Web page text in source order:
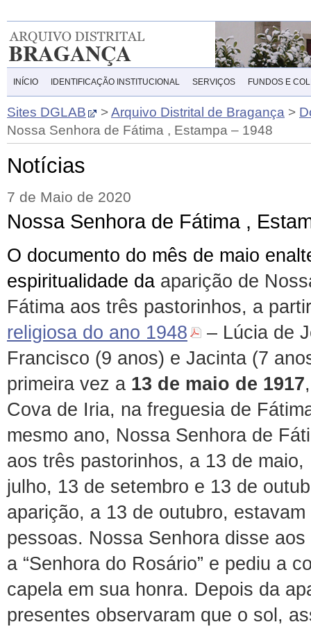
INÍCIO IDENTIFICAÇÃO INSTITUCIONAL SERVIÇOS FUNDOS E
Sites DGLAB >Arquivo Distrital de Bragança >
Nossa Senhora de Fátima , Estampa – 1948
Notícias
7 de Maio de 2020
Nossa Senhora de Fátima ,
O documento do mês de maio
espiritualidade da aparição de
Fátima aos três pastorinhos, a
religiosa do ano 1948
– Lúcia de
Francisco (9 anos) e Jacinta (7
primeira vez a 13 de maio de 1917
Cova de Iria, na freguesia de
mesmo ano, Nossa Senhora de
aos três pastorinhos, a 13 de
julho, 13 de setembro e 13 de
aparição, a 13 de outubro,
pessoas. Nossa Senhora disse
a “Senhora do Rosário” e pediu a
capela em sua honra. Depois da
presentes observaram que o sol,